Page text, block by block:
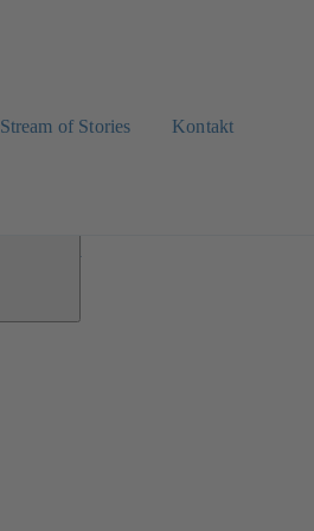
Stream of Stories Kontakt